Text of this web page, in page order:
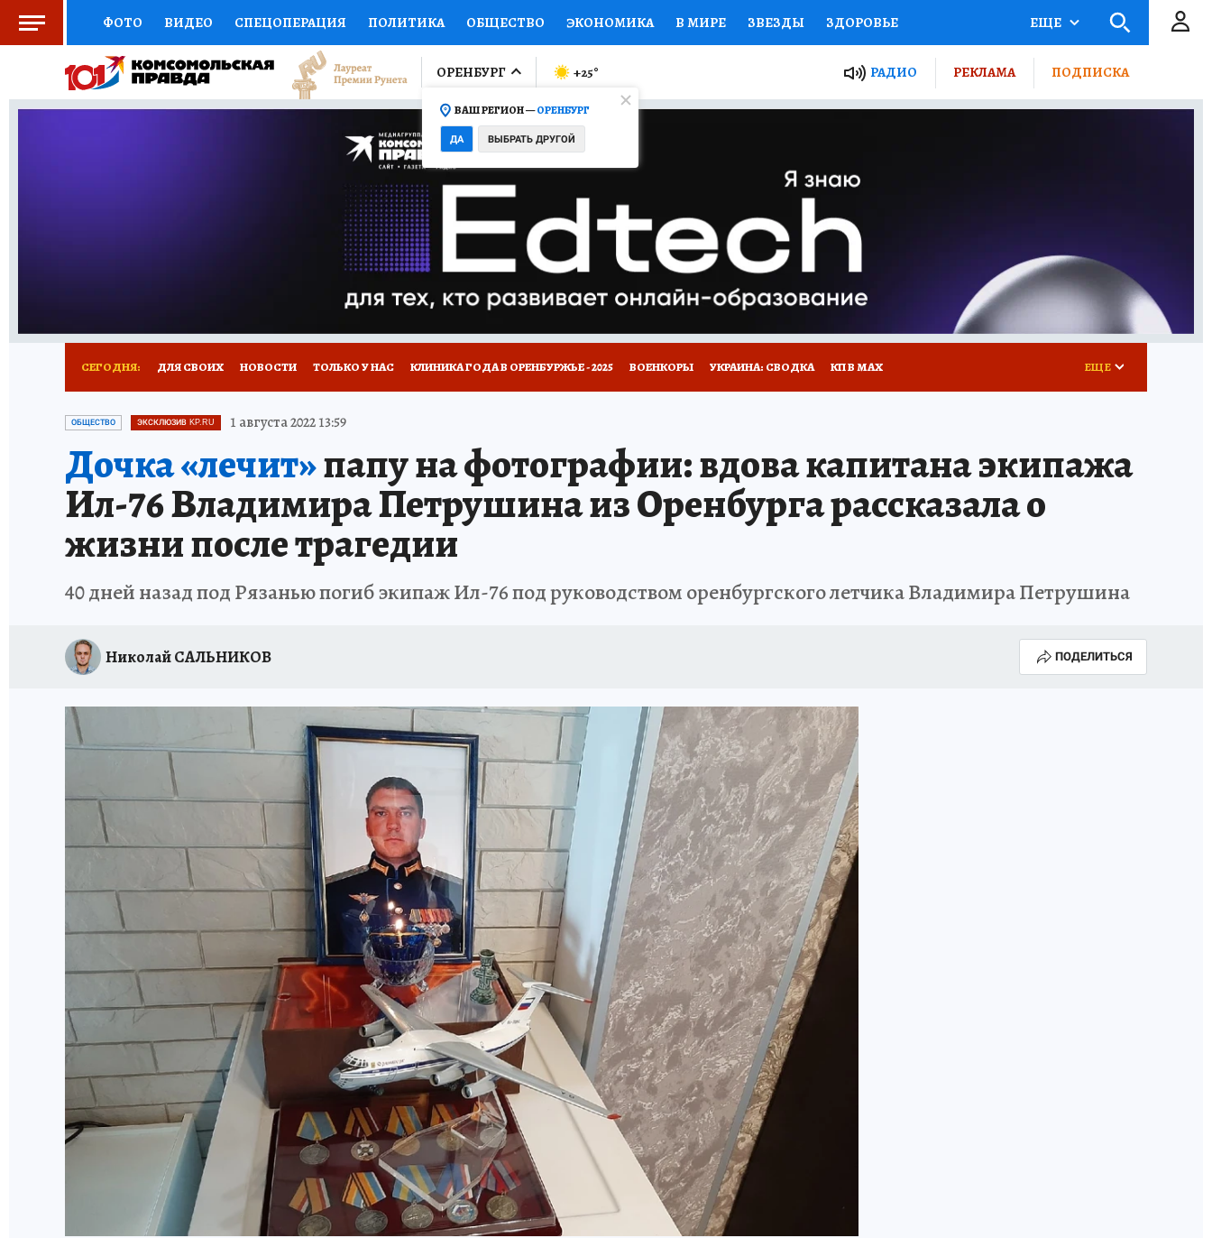
ФОТО ВИДЕО СПЕЦОПЕРАЦИЯ ПОЛИТИКА ОБЩЕСТВО ЭКОНОМИКА В МИРЕ ЗВЕЗДЫ ЗДОРОВЬЕ
СОЦПОДДЕРЖКА НАУКА СПОРТ КОЛУМНИСТЫ ПРОИСШЕСТВИЯ НАЦИОНАЛЬНЫЕ ПРОЕКТЫ РОССИИ
ВЫБОР ЭКСПЕРТОВ ДОКТОР ФИНАНСЫ ОТКРЫВАЕМ МИР Я ЗНАЮ СЕМЬЯ ЖЕНСКИЕ СЕКРЕТЫ ПУТЕВОДИТЕЛЬ
ПРОГНОЗЫ НА СПОРТ ПРОМОКОДЫ СЕРИАЛЫ
ТЕЛЕВИЗОР КОЛЛЕКЦИИ КОНКУРСЫ ГИД ПОТРЕБИТЕЛЯ
НОВОЕ НА САЙТЕ
ЕЩЕ
ОРЕНБУРГ
ВАШ РЕГИОН —ОРЕНБУРГ
ДА ВЫБРАТЬ ДРУГОЙ
+25° РАДИО РЕКЛАМА ПОДПИСКА
СЕГОДНЯ: ДЛЯ СВОИХ НОВОСТИ ТОЛЬКО У НАС КЛИНИКА ГОДА В ОРЕНБУРЖЬЕ - 2025 ВОЕНКОРЫ УКРАИНА: СВОДКА КП В МАХ
СПОРТАКТИВ ОРЕНБУРЖЬЯ - 2025
ИСПЫТАНО НА СЕБЕ
ЕЩЕ
ОБЩЕСТВО ЭКСКЛЮЗИВ KP.RU 1 августа 2022 13:59
Дочка «лечит»папу на фотографии: вдова капитана экипажа
Ил-76 Владимира Петрушина из Оренбурга рассказала о
жизни после трагедии
40 дней назад под Рязанью погиб экипаж Ил-76 под руководством оренбургского летчика Владимира Петрушина
Николай САЛЬНИКОВ ПОДЕЛИТЬСЯ